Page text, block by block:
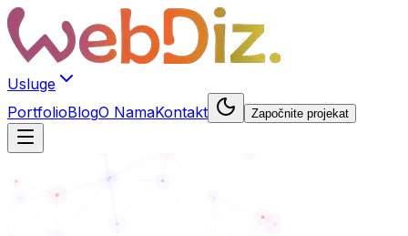
Usluge
PortfolioBlogO NamaKontakt Započnite projekat